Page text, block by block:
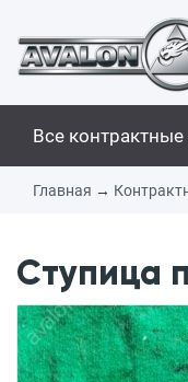
Все контрактные
Главная →
Ступица